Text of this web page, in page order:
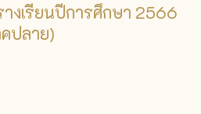
างเรียนปีการศึกษา 2566
ปลาย)